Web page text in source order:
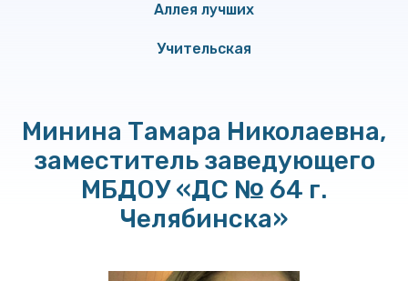
Аллея лучших
Учительская
Минина Тамара Николаевна,
заместитель заведующего
МБДОУ «ДС № 64 г.
Челябинска»